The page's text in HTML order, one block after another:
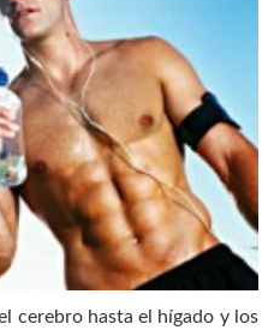
cerebro hasta el hígado y los